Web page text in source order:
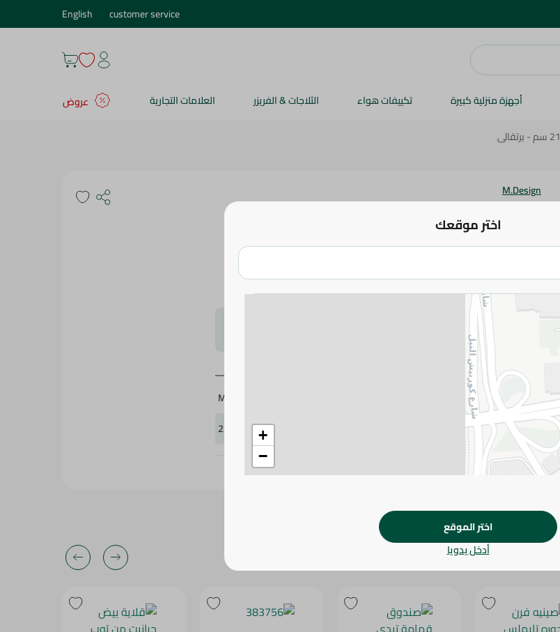
customer service
English
أجهزة منزلية كبيرة تكييفات هواء الثلاجات & الفريزر العلامات التجارية
عروض
M.Design
طبق بلاستيك ايدن من ام ديزاين، 21 سم - برتقالى
اضف للعربة
يرجى الملاحظة:
طفيف. قد يتغير التعبئة بناءً على التوفر.
المواصفات
براند
M.Design
253577
اختر موقعك
+
−
اختر الموقع
أدخل يدويا